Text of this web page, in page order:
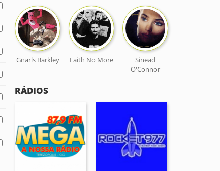
Gnarls Barkley Faith No More
Sinead
O'Connor
RÁDIOS